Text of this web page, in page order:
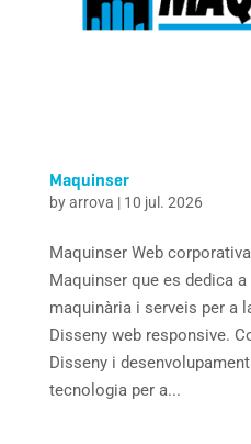
Maquinser
byarrova | 10 jul. 2026
Maquinser Web
Maquinser que es dedica
maquinària i serveis per a
Disseny web responsive.
Disseny i
tecnologia per a...